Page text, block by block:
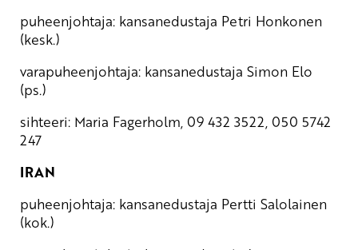
puheenjohtaja: kansanedustaja Petri Honkonen
(kesk.)
varapuheenjohtaja: kansanedustaja Simon Elo
(ps.)
sihteeri: Maria Fagerholm, 09 432 3522, 050 5742
247
IRAN
puheenjohtaja: kansanedustaja Pertti Salolainen
(kok.)